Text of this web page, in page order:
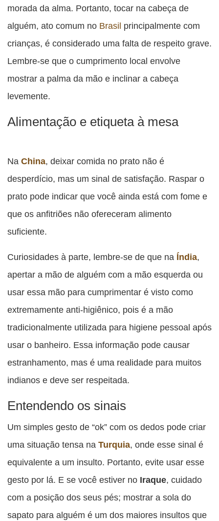
morada da alma. Portanto, tocar na cabeça de
alguém, ato comum no Brasil principalmente com
crianças, é considerado uma falta de respeito grave.
Lembre-se que o cumprimento local envolve
mostrar a palma da mão e inclinar a cabeça
levemente.
Alimentação e etiqueta à mesa
Na China, deixar comida no prato não é
desperdício, mas um sinal de satisfação. Raspar o
prato pode indicar que você ainda está com fome e
que os anfitriões não ofereceram alimento
suficiente.
Curiosidades à parte, lembre-se de que na Índia,
apertar a mão de alguém com a mão esquerda ou
usar essa mão para cumprimentar é visto como
extremamente anti-higiênico, pois é a mão
tradicionalmente utilizada para higiene pessoal após
usar o banheiro. Essa informação pode causar
estranhamento, mas é uma realidade para muitos
indianos e deve ser respeitada.
Entendendo os sinais
Um simples gesto de “ok” com os dedos pode criar
uma situação tensa na Turquia, onde esse sinal é
equivalente a um insulto. Portanto, evite usar esse
gesto por lá. E se você estiver no Iraque, cuidado
com a posição dos seus pés; mostrar a sola do
sapato para alguém é um dos maiores insultos que